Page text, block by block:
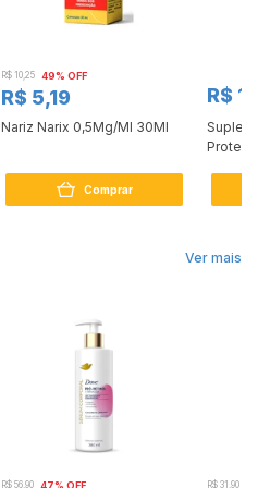
R$ 10,25 49% OFF
R$ 5,19
Nariz Narix 0,5Mg/Ml 30Ml
Comprar
R$
Protein
Ver mais
R$ 56,90 47% OFF R$ 31,90